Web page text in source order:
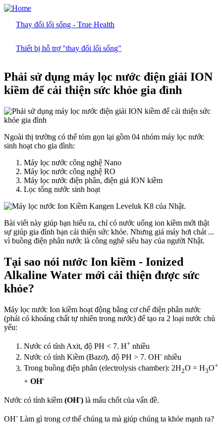
Skip
mainThay đổi lối sống - True Health
Thiết bị hỗ trợ "thay đổi lối sống"
Phải sử dụng máy lọc nước điện giải ION
kiềm để cải thiện sức khỏe gia đình
Ngoài thị trường có thể tóm gọn lại gồm 04 nhóm máy lọc nước
sinh hoạt cho gia đình:
Máy lọc nước công nghệ Nano
Máy lọc nước công nghệ RO
Máy lọc nước điện phân, điện giả ION kiềm
Lọc tổng nước sinh hoạt
Bài viết này giúp bạn hiểu ra, chỉ có nước uống ion kiềm mới thật
sự giúp gia đình bạn cải thiện sức khỏe. Nhưng giá máy hơi chát ...
vì buồng điện phân nước là công nghê siêu hay của người Nhật.
Tại sao nói nước Ion kiềm - Ionized
Alkaline Water mới cải thiện được sức
khỏe?
Máy lọc nước Ion kiềm hoạt động bằng cơ chế điện phân nước
(phải có khoáng chất tự nhiên trong nước) để tạo ra 2 loại nước chủ
yếu:
Nước có tính Axit, độ PH < 7. H+ nhiều
Nước có tính Kiềm (Bazơ), độ PH > 7. OH- nhiều
Trong buồng điện phân (electrolysis chamber): 2H2O = H3O+
+ OH-
Nước có tính kiềm (OH-) là mấu chốt của vấn đề.
OH- Làm gì trong cơ thể chúng ta mà giúp chúng ta khỏe mạnh ra?